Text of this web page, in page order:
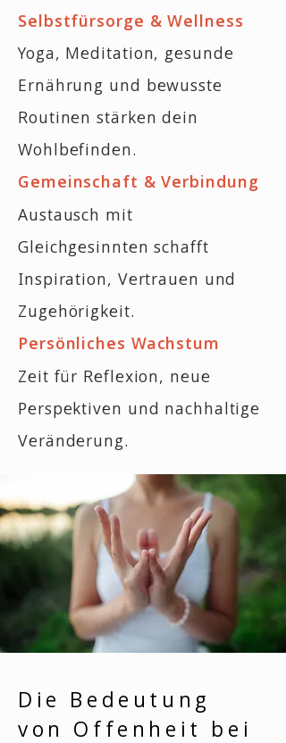
Selbstfürsorge & Wellness
Yoga, Meditation, gesunde
Ernährung und bewusste
Routinen stärken dein
Wohlbefinden.
Gemeinschaft & Verbindung
Austausch mit
Gleichgesinnten schafft
Inspiration, Vertrauen und
Zugehörigkeit.
Persönliches Wachstum
Zeit für Reflexion, neue
Perspektiven und nachhaltige
Veränderung.
Die Bedeutung
von Offenheit bei